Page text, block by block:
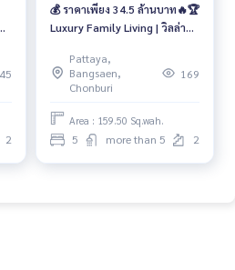
2
💰 ราคาเพียง 34.5 ล้านบาท🔥🏆
Luxury Family Living | วิลล่าหรู
เพดานสูง 6.5 ม. ที่ The Richest
Valley
Pattaya,
Bangsaen,
Chonburi
169
Area : 159.50 Sq.wah.
5 more than 5 2